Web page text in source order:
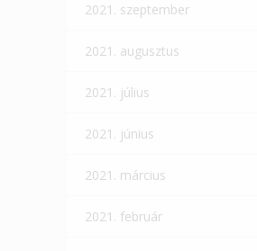
2021. szeptember
2021. augusztus
2021. július
2021. június
2021. március
2021. február